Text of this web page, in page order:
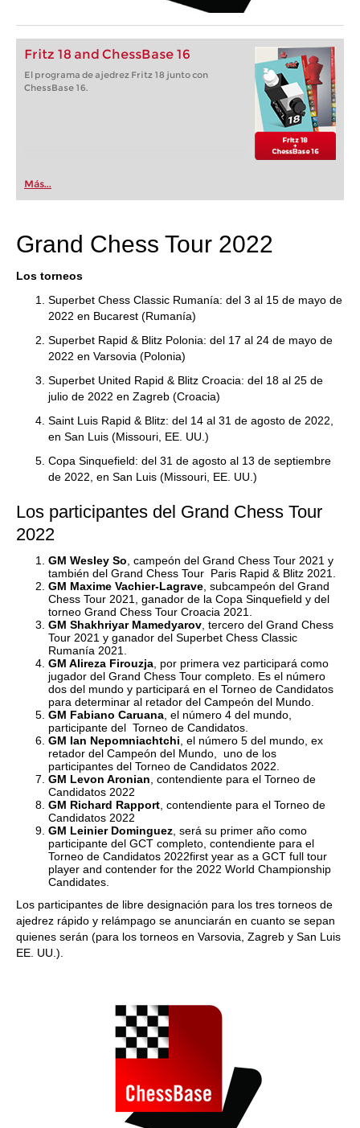
Fritz 18 and ChessBase 16
El programa de ajedrez Fritz 18 junto con
ChessBase 16.
Más...
Grand Chess Tour 2022
Los torneos
Superbet Chess Classic Rumanía: del 3 al 15 de mayo de
2022 en Bucarest (Rumanía)
Superbet Rapid & Blitz Polonia: del 17 al 24 de mayo de
2022 en Varsovia (Polonia)
Superbet United Rapid & Blitz Croacia: del 18 al 25 de
julio de 2022 en Zagreb (Croacia)
Saint Luis Rapid & Blitz: del 14 al 31 de agosto de 2022,
en San Luis (Missouri, EE. UU.)
Copa Sinquefield: del 31 de agosto al 13 de septiembre
de 2022, en San Luis (Missouri, EE. UU.)
Los participantes del Grand Chess Tour
2022
GM Wesley So , campeón del Grand Chess Tour 2021 y
también del Grand Chess Tour Paris Rapid & Blitz 2021.
GM Maxime Vachier-Lagrave , subcampeón del Grand
Chess Tour 2021, ganador de la Copa Sinquefield y del
torneo Grand Chess Tour Croacia 2021.
GM Shakhriyar Mamedyarov , tercero del Grand Chess
Tour 2021 y ganador del Superbet Chess Classic
Rumanía 2021.
GM Alireza Firouzja , por primera vez participará como
jugador del Grand Chess Tour completo. Es el número
dos del mundo y participará en el Torneo de Candidatos
para determinar al retador del Campeón del Mundo.
GM Fabiano Caruana , el número 4 del mundo,
participante del Torneo de Candidatos.
GM Ian Nepomniachtchi , el número 5 del mundo, ex
retador del Campeón del Mundo, uno de los
participantes del Torneo de Candidatos 2022.
GM Levon Aronian , contendiente para el Torneo de
Candidatos 2022
GM Richard Rapport , contendiente para el Torneo de
Candidatos 2022
GM Leinier Dominguez , será su primer año como
participante del GCT completo, contendiente para el
Torneo de Candidatos 2022first year as a GCT full tour
player and contender for the 2022 World Championship
Candidates.
Los participantes de libre designación para los tres torneos de
ajedrez rápido y relámpago se anunciarán en cuanto se sepan
quienes serán (para los torneos en Varsovia, Zagreb y San Luis
EE. UU.).